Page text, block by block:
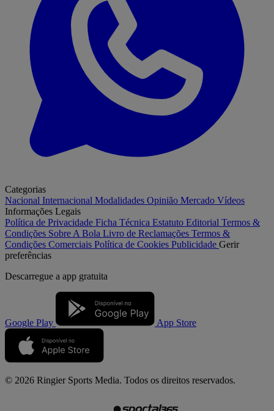
Categorias
Nacional Internacional Modalidades Opinião Mercado Vídeos
Informações Legais
Política de Privacidade Ficha Técnica Estatuto Editorial Termos &
Condições Sobre A Bola Livro de Reclamações Termos &
Condições Comerciais Política de Cookies Publicidade Gerir
preferências
Descarregue a app gratuita
Google Play App Store
© 2026 Ringier Sports Media. Todos os direitos reservados.